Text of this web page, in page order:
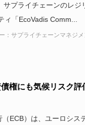
サプライチェーンのレジ
「EcoVadis Comm...
：サプライチェーンマネジメ
債権にも気候リスク
ECB）は、ユーロシス